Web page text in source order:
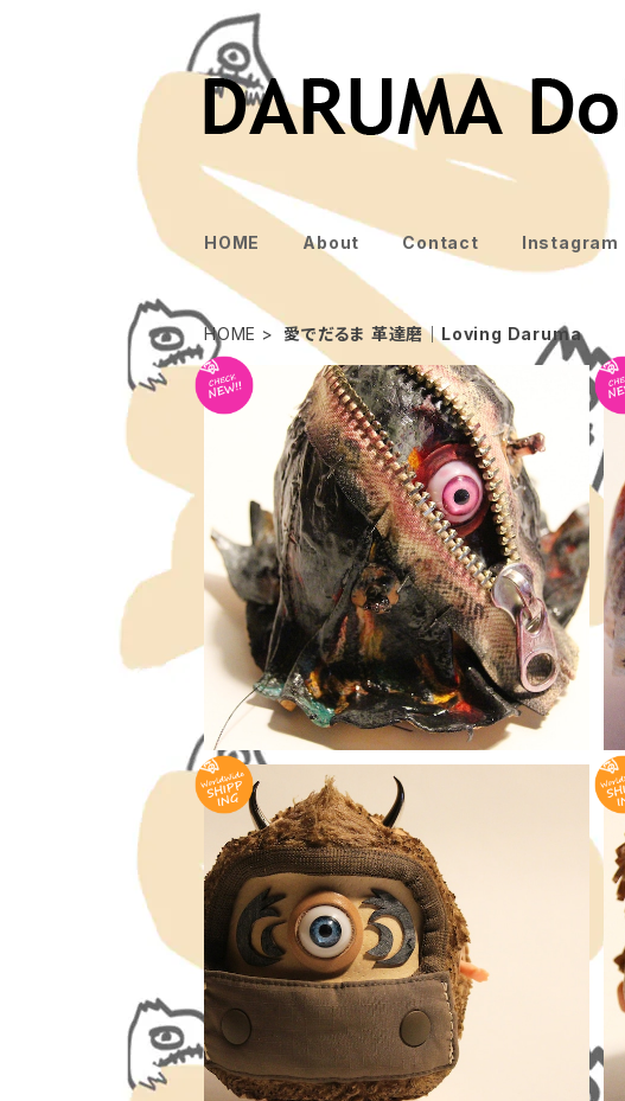
HOME About Contact Instagram
HOME 愛でだるま 革達磨｜Loving Daruma
ヘドラ - 鬼 達磨 ≪ 愛でだるま ≫ Hedorah
monster - ONI Daruma , Small size S
pecial edition
¥33,000
毛玉 - 鬼 達磨 ≪ 愛でだるま ≫ HairBall -
ONI Daruma , Medium size
¥22,000